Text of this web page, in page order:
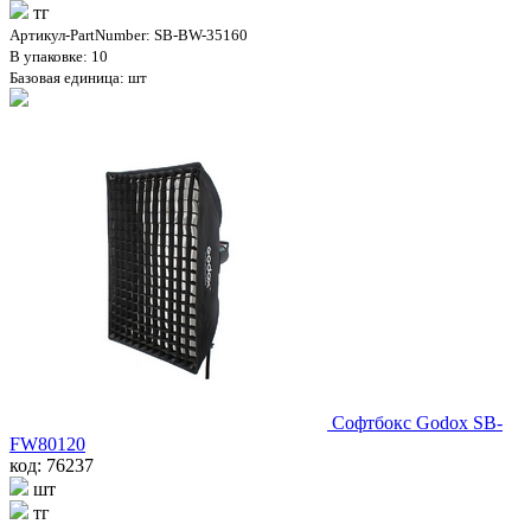
тг
Артикул-PartNumber: SB-BW-35160
В упаковке: 10
Базовая единица: шт
Софтбокс Godox SB-
FW80120
код: 76237
шт
тг